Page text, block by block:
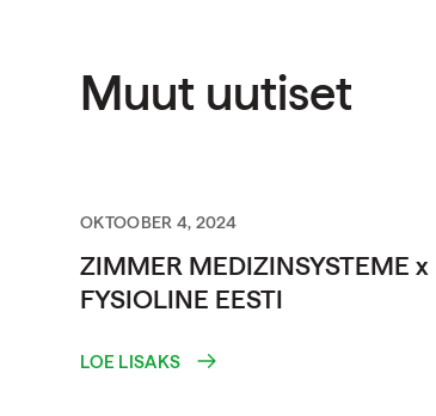
Muut uutiset
OKTOOBER 4, 2024
ZIMMER MEDIZINSYSTEME x
FYSIOLINE EESTI
LOE LISAKS